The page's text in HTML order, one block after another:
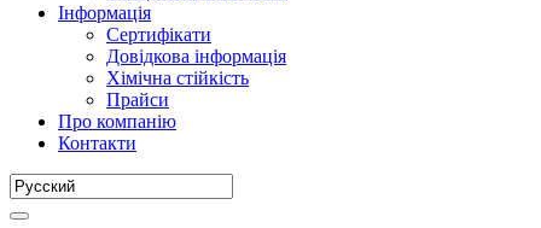
Інформація
Сертифікати
Довідкова інформація
Хімічна стійкість
Прайси
Про компанію
Контакти